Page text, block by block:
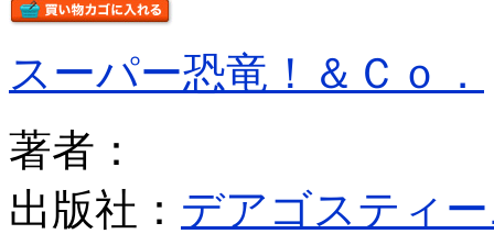
スーパー恐竜！＆Ｃｏ．
著者：
出版社： デアゴスティ